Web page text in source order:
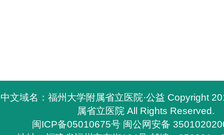
中文域名：福州大学附属省立医院·公益 Copyright
属省立医院 All Rights Reserved.
闽ICP备05010675号 闽公网安备